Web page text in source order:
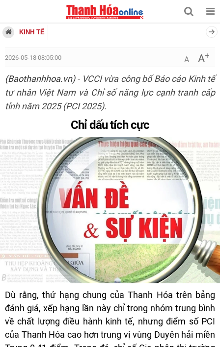
KINH TẾ
2026-05-18 08:05:00 A A+
(Baothanhhoa.vn)- VCCI vừa công bố Báo cáo Kinh tế
tư nhân Việt Nam và Chỉ số năng lực cạnh tranh cấp
tỉnh năm 2025 (PCI 2025).
Chỉ dấu tích cực
Dù rằng, thứ hạng chung của Thanh Hóa trên bảng
đánh giá, xếp hạng lần này chỉ trong nhóm trung bình
về chất lượng điều hành kinh tế, nhưng điểm số PCI
của Thanh Hóa cao hơn trung vị vùng Duyên hải miền